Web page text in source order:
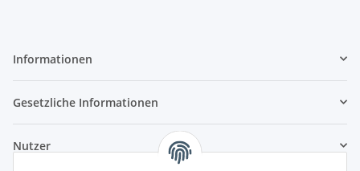
Informationen
Gesetzliche Informationen
Nutzer